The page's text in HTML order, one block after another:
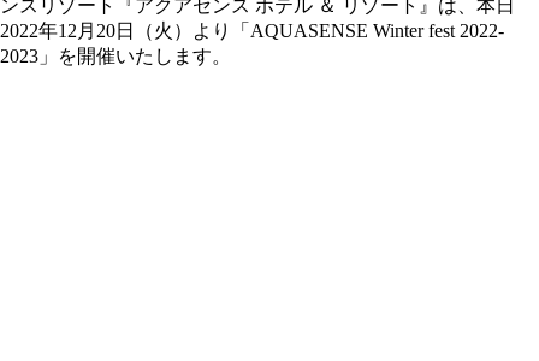
ンスリゾート『アクアセンス ホテル ＆ リゾート』は、本日
2022年12月20日（火）より「AQUASENSE Winter fest 2022-
2023」を開催いたします。